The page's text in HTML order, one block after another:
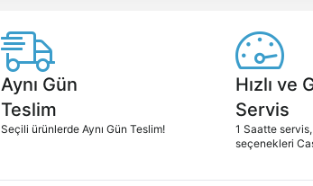
Aynı Gün
Teslim
Seçili ürünlerde Aynı Gün Teslim!
Hızlı ve
Servis
1 Saatte
seçenekleri